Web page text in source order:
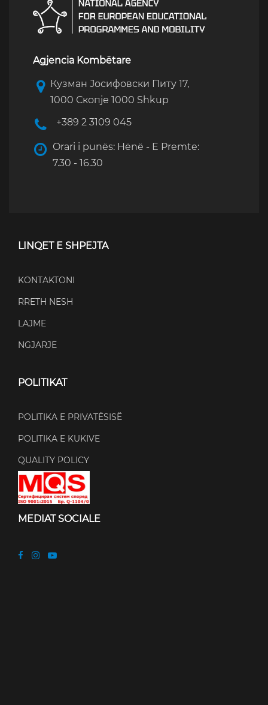
Agjencia Kombëtare
Кузман Јосифовски Питу 17,
1000 Скопје 1000 Shkup
+389 2 3109 045
Orari i punës: Hënë - E Premte:
7.30 - 16.30
LINQET E SHPEJTA
KONTAKTONI
RRETH NESH
LAJME
NGJARJE
POLITIKAT
POLITIKA E PRIVATËSISË
POLITIKA E KUKIVE
QUALITY POLICY
MEDIAT SOCIALE